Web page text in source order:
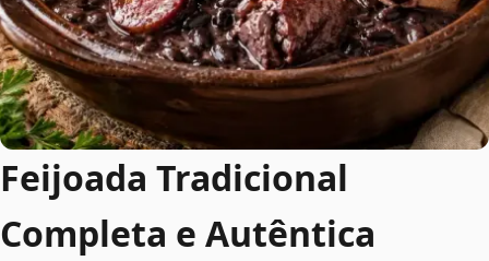
Feijoada Tradicional
Completa e Autêntica